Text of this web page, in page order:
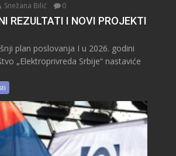
Snežana Bilić 0
REZULTATI I NOVI PROJEKTI
plan poslovanja I u 2026. godini
„Elektroprivreda Srbije“ nastaviće